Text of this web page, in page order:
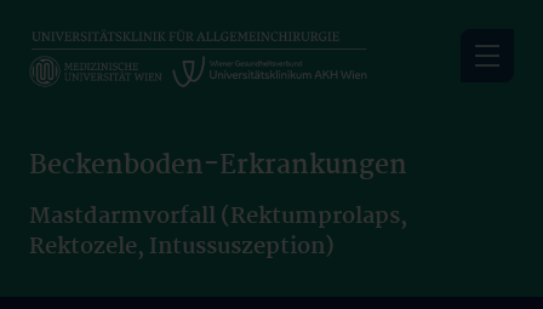
main
Beckenboden-Erkrankungen
Mastdarmvorfall (Rektumprolaps,
Rektozele, Intussuszeption)